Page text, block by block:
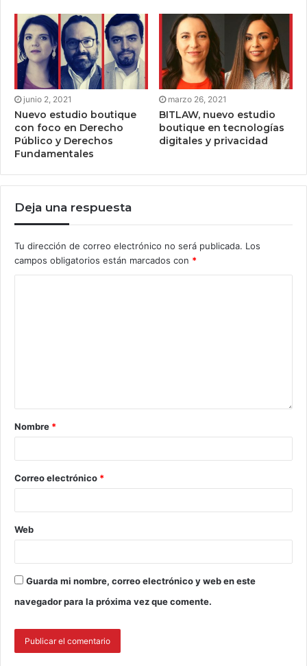
junio 2, 2021
Nuevo estudio boutique
con foco en Derecho
Público y Derechos
Fundamentales
marzo 26, 2021
BITLAW, nuevo estudio
boutique en tecnologías
digitales y privacidad
Deja una respuesta
Tu dirección de correo electrónico no será publicada. Los
campos obligatorios están marcados con *
Nombre *
Correo electrónico *
Web
Guarda mi nombre, correo electrónico y web en este
navegador para la próxima vez que comente.